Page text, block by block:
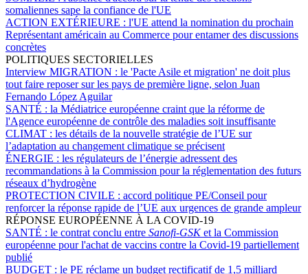
somaliennes sape la confiance de l'UE
ACTION EXTÉRIEURE : l'UE attend la nomination du prochain
Représentant américain au Commerce pour entamer des discussions
concrètes
POLITIQUES SECTORIELLES
Interview MIGRATION : le 'Pacte Asile et migration' ne doit plus
tout faire reposer sur les pays de première ligne, selon Juan
Fernando López Aguilar
SANTÉ : la Médiatrice européenne craint que la réforme de
l'Agence européenne de contrôle des maladies soit insuffisante
CLIMAT : les détails de la nouvelle stratégie de l’UE sur
l’adaptation au changement climatique se précisent
ÉNERGIE : les régulateurs de l’énergie adressent des
recommandations à la Commission pour la réglementation des futurs
réseaux d’hydrogène
PROTECTION CIVILE : accord politique PE/Conseil pour
renforcer la réponse rapide de l’UE aux urgences de grande ampleur
RÉPONSE EUROPÉENNE À LA COVID-19
SANTÉ : le contrat conclu entre Sanofi-GSKet la Commission
européenne pour l'achat de vaccins contre la Covid-19 partiellement
publié
BUDGET : le PE réclame un budget rectificatif de 1,5 milliard